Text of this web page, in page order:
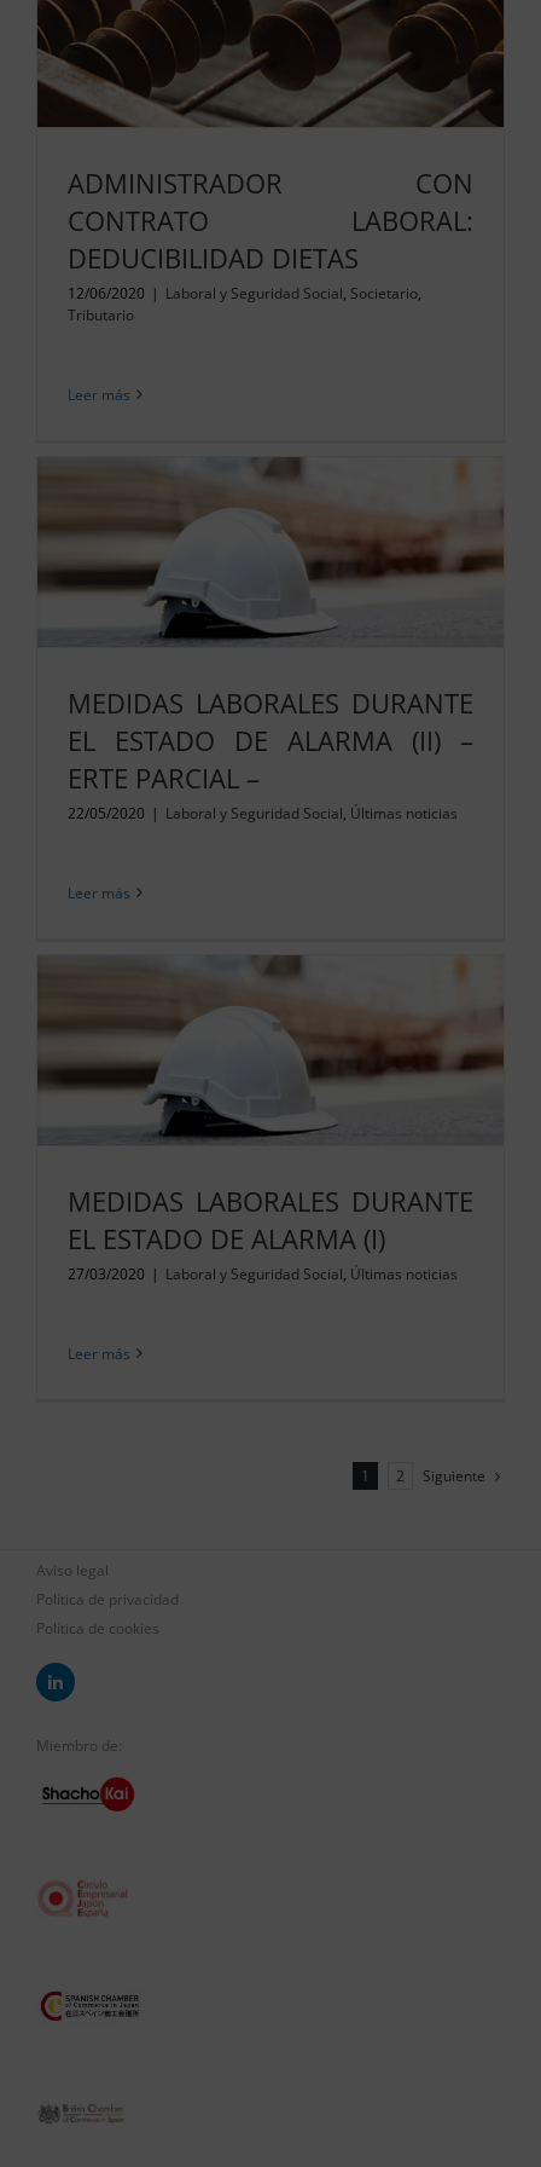
ADMINISTRADOR CON
CONTRATO LABORAL:
DEDUCIBILIDAD DIETAS
12/06/2020 | Laboral y Seguridad Social, Societario,
Tributario
Leer más
MEDIDAS LABORALES DURANTE
EL ESTADO DE ALARMA (II) –
ERTE PARCIAL –
22/05/2020 | Laboral y Seguridad Social, Últimas noticias
Leer más
MEDIDAS LABORALES DURANTE
EL ESTADO DE ALARMA (I)
27/03/2020 | Laboral y Seguridad Social, Últimas noticias
Leer más
1 2 Siguiente
Aviso legal
Política de privacidad
Política de cookies
Miembro de: